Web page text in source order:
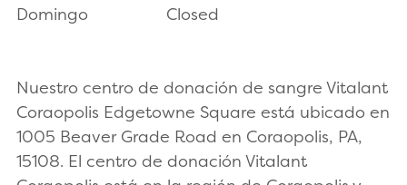
Domingo
Closed
Nuestro centro de donación de sangre Vitalant
Coraopolis Edgetowne Square está ubicado en
1005 Beaver Grade Road en Coraopolis, PA,
15108. El centro de donación Vitalant